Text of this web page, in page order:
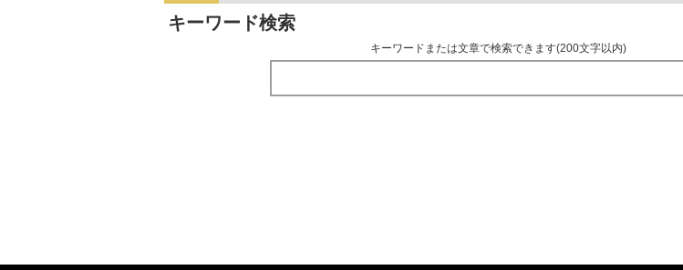
キーワード検索
キーワードまたは文章で検索できます(200文字以内)